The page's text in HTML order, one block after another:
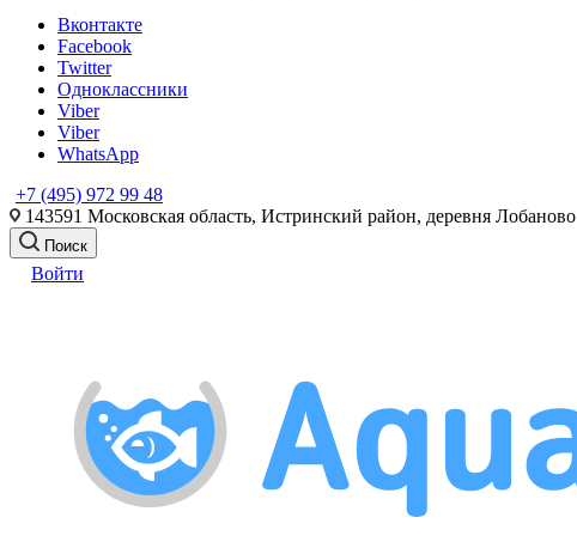
Вконтакте
Facebook
Twitter
Одноклассники
Viber
Viber
WhatsApp
+7 (495) 972 99 48
143591 Московская область, Истринский район, деревня Лобаново
Поиск
Войти